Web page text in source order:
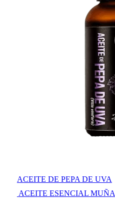
ACEITE DE PEPA DE UVA
ACEITE ESENCIAL MUÑA